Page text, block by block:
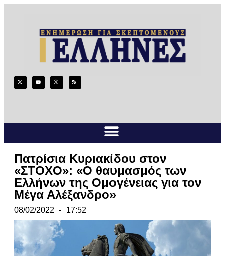
Πατρίσια Κυριακίδου στον
«ΣΤΟΧΟ»: «Ο θαυμασμός των
Ελλήνων της Ομογένειας για τον
Μέγα Αλέξανδρο»
08/02/2022 17:52